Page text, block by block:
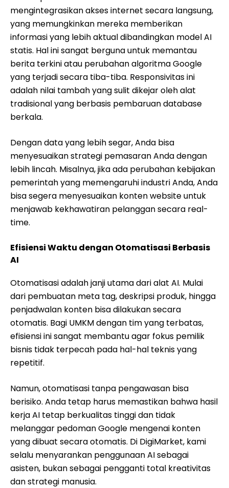
mengintegrasikan akses internet secara langsung,
yang memungkinkan mereka memberikan
informasi yang lebih aktual dibandingkan model AI
statis. Hal ini sangat berguna untuk memantau
berita terkini atau perubahan algoritma Google
yang terjadi secara tiba-tiba. Responsivitas ini
adalah nilai tambah yang sulit dikejar oleh alat
tradisional yang berbasis pembaruan database
berkala.
Dengan data yang lebih segar, Anda bisa
menyesuaikan strategi pemasaran Anda dengan
lebih lincah. Misalnya, jika ada perubahan kebijakan
pemerintah yang memengaruhi industri Anda, Anda
bisa segera menyesuaikan konten website untuk
menjawab kekhawatiran pelanggan secara real-
time.
Efisiensi Waktu dengan Otomatisasi Berbasis
AI
Otomatisasi adalah janji utama dari alat AI. Mulai
dari pembuatan meta tag, deskripsi produk, hingga
penjadwalan konten bisa dilakukan secara
otomatis. Bagi UMKM dengan tim yang terbatas,
efisiensi ini sangat membantu agar fokus pemilik
bisnis tidak terpecah pada hal-hal teknis yang
repetitif.
Namun, otomatisasi tanpa pengawasan bisa
berisiko. Anda tetap harus memastikan bahwa hasil
kerja AI tetap berkualitas tinggi dan tidak
melanggar pedoman Google mengenai konten
yang dibuat secara otomatis. Di DigiMarket, kami
selalu menyarankan penggunaan AI sebagai
asisten, bukan sebagai pengganti total kreativitas
dan strategi manusia.